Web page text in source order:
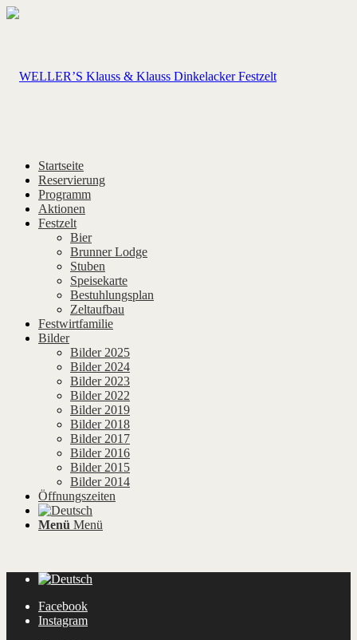
Startseite
Reservierung
Programm
Aktionen
Festzelt
Bier
Brunner Lodge
Stuben
Speisekarte
Bestuhlungsplan
Zeltaufbau
Festwirtfamilie
Bilder
Bilder 2025
Bilder 2024
Bilder 2023
Bilder 2022
Bilder 2019
Bilder 2018
Bilder 2017
Bilder 2016
Bilder 2015
Bilder 2014
Öffnungszeiten
Menü Menü
Facebook
Instagram